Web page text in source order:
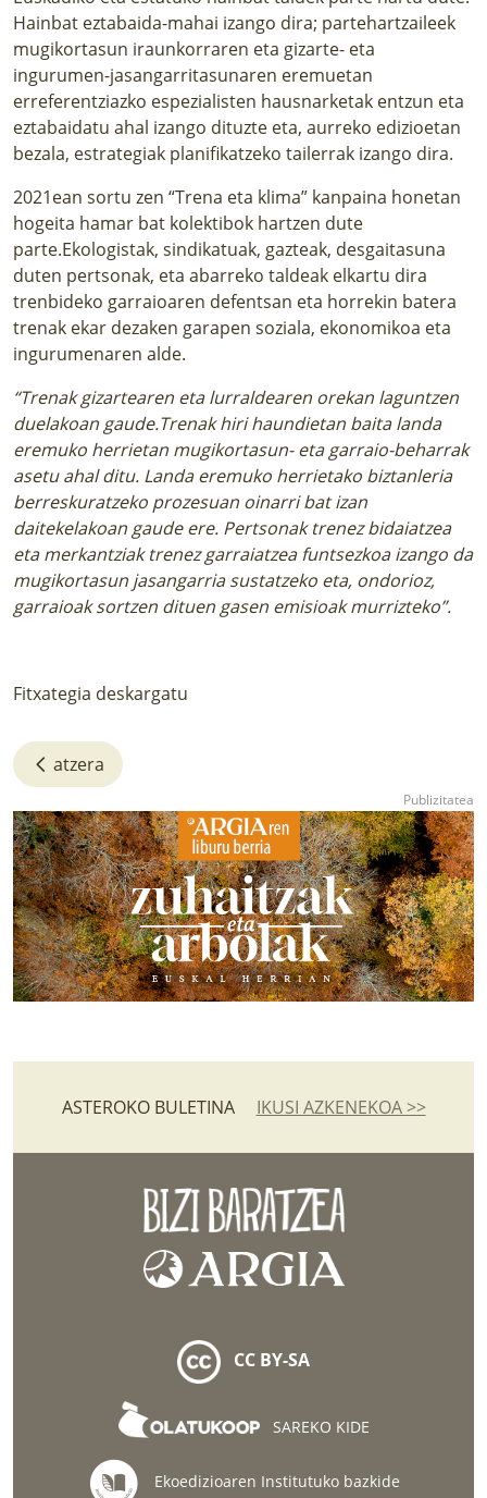
Hainbat eztabaida-mahai izango dira; partehartzaileek
mugikortasun iraunkorraren eta gizarte- eta
ingurumen-jasangarritasunaren eremuetan
erreferentziazko espezialisten hausnarketak entzun eta
eztabaidatu ahal izango dituzte eta, aurreko edizioetan
bezala, estrategiak planifikatzeko tailerrak izango dira.
2021ean sortu zen “Trena eta klima” kanpaina honetan
hogeita hamar bat kolektibok hartzen dute
parte.Ekologistak, sindikatuak, gazteak, desgaitasuna
duten pertsonak, eta abarreko taldeak elkartu dira
trenbideko garraioaren defentsan eta horrekin batera
trenak ekar dezaken garapen soziala, ekonomikoa eta
ingurumenaren alde.
“Trenak gizartearen eta lurraldearen orekan laguntzen
duelakoan gaude.Trenak hiri haundietan baita landa
eremuko herrietan mugikortasun- eta garraio-beharrak
asetu ahal ditu. Landa eremuko herrietako biztanleria
berreskuratzeko prozesuan oinarri bat izan
daitekelakoan gaude ere. Pertsonak trenez bidaiatzea
eta merkantziak trenez garraiatzea funtsezkoa izango da
mugikortasun jasangarria sustatzeko eta, ondorioz,
garraioak sortzen dituen gasen emisioak murrizteko”.
Fitxategia deskargatu
atzera
ASTEROKO BULETINA IKUSI AZKENEKOA >>
CC BY-SA
SAREKO KIDE
Ekoedizioaren Institutuko bazkide